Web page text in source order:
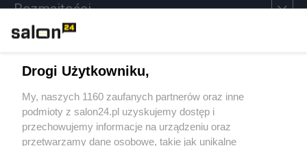
Rozmaitości
Sport
Społeczeństwo
Drogi Użytkowniku,
My, naszych 1160 zaufanych partnerów oraz inne
podmioty z salon24.pl uzyskujemy dostęp i
przechowujemy informacje na urządzeniu oraz
przetwarzamy dane osobowe, takie jak unikalne